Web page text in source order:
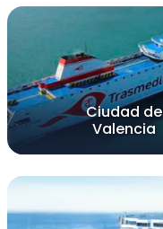
Ciudad de
Valencia